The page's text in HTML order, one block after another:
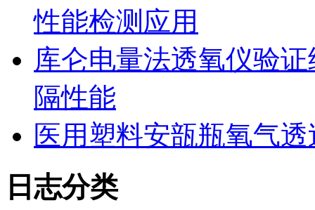
性能检测应用
库仑电量法透氧仪验
隔性能
医用塑料安瓿瓶氧气
日志分类